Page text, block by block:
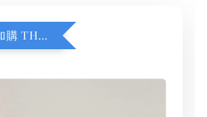
凡購買任一商品即可加購 THT 九週年 同一片天空 無框畫 30 x 30 cm 附掛勾 (黑膠封面大小）